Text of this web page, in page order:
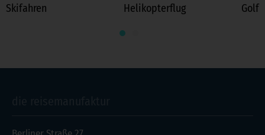
Skifahren Helikopterflug Golf
1